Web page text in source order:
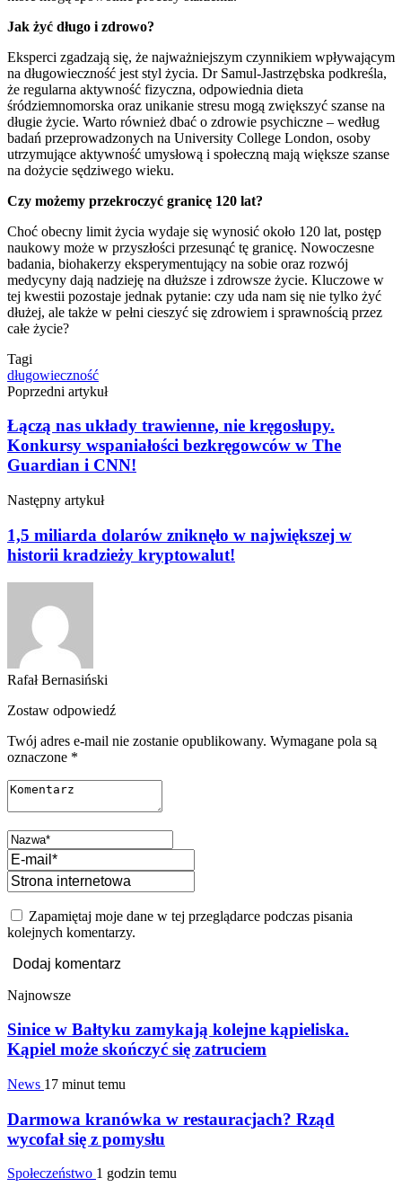
Jak żyć długo i zdrowo?
Eksperci zgadzają się, że najważniejszym czynnikiem wpływającym
na długowieczność jest styl życia. Dr Samul-Jastrzębska podkreśla,
że regularna aktywność fizyczna, odpowiednia dieta
śródziemnomorska oraz unikanie stresu mogą zwiększyć szanse na
długie życie. Warto również dbać o zdrowie psychiczne – według
badań przeprowadzonych na University College London, osoby
utrzymujące aktywność umysłową i społeczną mają większe szanse
na dożycie sędziwego wieku.
Czy możemy przekroczyć granicę 120 lat?
Choć obecny limit życia wydaje się wynosić około 120 lat, postęp
naukowy może w przyszłości przesunąć tę granicę. Nowoczesne
badania, biohakerzy eksperymentujący na sobie oraz rozwój
medycyny dają nadzieję na dłuższe i zdrowsze życie. Kluczowe w
tej kwestii pozostaje jednak pytanie: czy uda nam się nie tylko żyć
dłużej, ale także w pełni cieszyć się zdrowiem i sprawnością przez
całe życie?
Tagi
długowieczność
Poprzedni artykuł
Łączą nas układy trawienne, nie kręgosłupy.
Konkursy wspaniałości bezkręgowców w The
Guardian i CNN!
Następny artykuł
1,5 miliarda dolarów zniknęło w największej w
historii kradzieży kryptowalut!
Rafał Bernasiński
Zostaw odpowiedź
Twój adres e-mail nie zostanie opublikowany. Wymagane pola są
oznaczone *
Zapamiętaj moje dane w tej przeglądarce podczas pisania
kolejnych komentarzy.
Najnowsze
Sinice w Bałtyku zamykają kolejne kąpieliska.
Kąpiel może skończyć się zatruciem
News 17 minut temu
Darmowa kranówka w restauracjach? Rząd
wycofał się z pomysłu
Społeczeństwo 1 godzin temu